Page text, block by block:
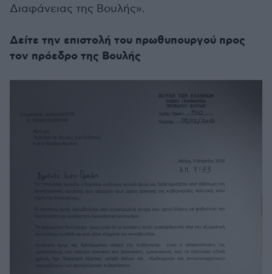
Διαφάνειας της Βουλής».
Δείτε την επιστολή του πρωθυπουργού προς
τον πρόεδρο της Βουλής